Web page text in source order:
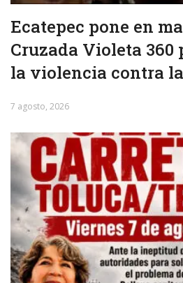
Ecatepec pone en
Cruzada Violeta 360
la violencia contra
7 agosto, 2026